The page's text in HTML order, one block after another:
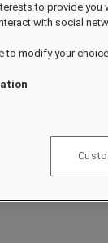
to provide you
with social
to modify your